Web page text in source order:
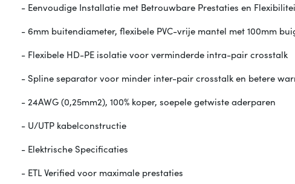
- Eenvoudige Installatie met Betrouwbare Prestaties en
- 6mm buitendiameter, flexibele PVC-vrije mantel met 100mm
- Flexibele HD-PE isolatie voor verminderde intra-pair crosstalk
- Spline separator voor minder inter-pair crosstalk en betere
- 24AWG (0,25mm2), 100% koper, soepele getwiste aderparen
- U/UTP kabelconstructie
- Elektrische Specificaties
- ETL Verified voor maximale prestaties